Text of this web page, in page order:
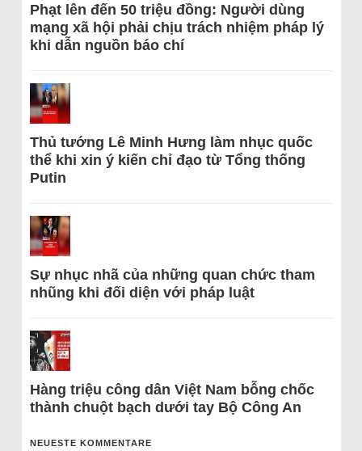
Phạt lên đến 50 triệu đồng: Người dùng
mạng xã hội phải chịu trách nhiệm pháp lý
khi dẫn nguồn báo chí
Thủ tướng Lê Minh Hưng làm nhục quốc
thể khi xin ý kiến chỉ đạo từ Tổng thống
Putin
Sự nhục nhã của những quan chức tham
nhũng khi đối diện với pháp luật
Hàng triệu công dân Việt Nam bỗng chốc
thành chuột bạch dưới tay Bộ Công An
NEUESTE KOMMENTARE